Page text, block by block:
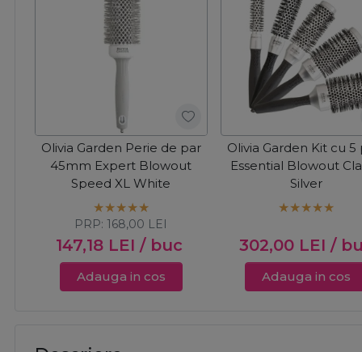
Olivia Garden Perie de par
45mm Expert Blowout
Speed XL White
147,18 LEI / buc
PRP:168,00 LEI
Adauga in cos
Olivia Garden Kit cu 5
Essential Blowout
Silver
302,00 LEI /
Adauga in cos